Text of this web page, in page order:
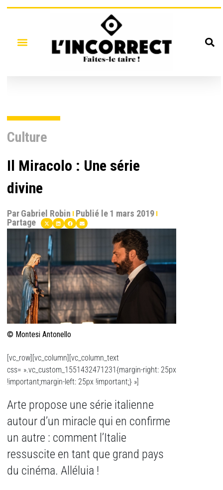
Culture
Il Miracolo : Une série
divine
ParGabriel Robin Publié le1 mars 2019
Partage
© Montesi Antonello
[vc_row][vc_column][vc_column_text
css= ».vc_custom_1551432471231{margin-right: 25px
!important;margin-left: 25px !important;} »]
Arte propose une série italienne
autour d’un miracle qui en confirme
un autre : comment l’Italie
ressuscite en tant que grand pays
du cinéma. Alléluia !